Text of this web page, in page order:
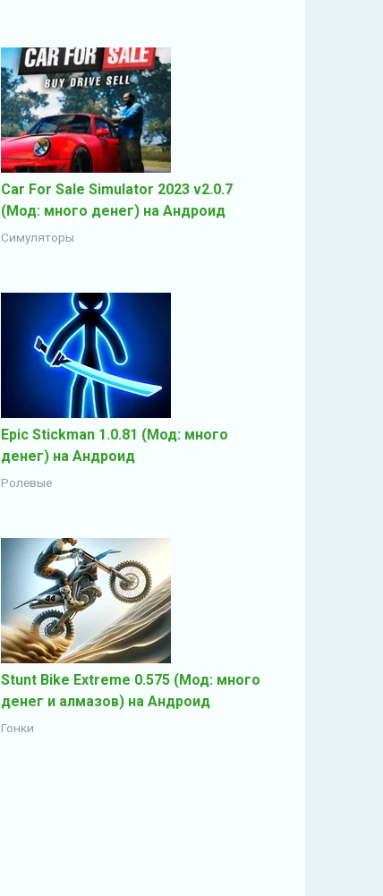
Car For Sale Simulator 2023 v2.0.7
(Мод: много денег) на Андроид
Симуляторы
Epic Stickman 1.0.81 (Мод: много
денег) на Андроид
Ролевые
Stunt Bike Extreme 0.575 (Мод: много
денег и алмазов) на Андроид
Гонки